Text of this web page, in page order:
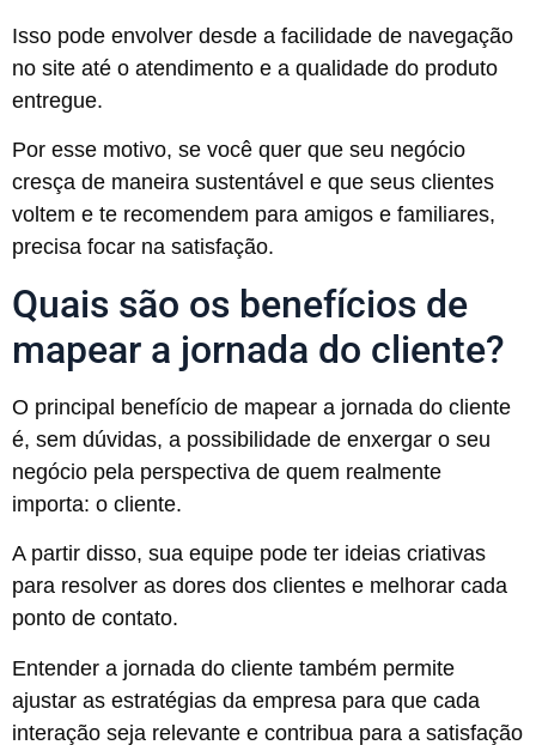
Isso pode envolver desde a facilidade de navegação
no site até o atendimento e a qualidade do produto
entregue.
Por esse motivo, se você quer que seu negócio
cresça de maneira sustentável e que seus clientes
voltem e te recomendem para amigos e familiares,
precisa focar na satisfação.
Quais são os benefícios de
mapear a jornada do cliente?
O principal benefício de mapear a jornada do cliente
é, sem dúvidas, a possibilidade de enxergar o seu
negócio pela perspectiva de quem realmente
importa: o cliente.
A partir disso, sua equipe pode ter ideias criativas
para resolver as dores dos clientes e melhorar cada
ponto de contato.
Entender a jornada do cliente também permite
ajustar as estratégias da empresa para que cada
interação seja relevante e contribua para a satisfação